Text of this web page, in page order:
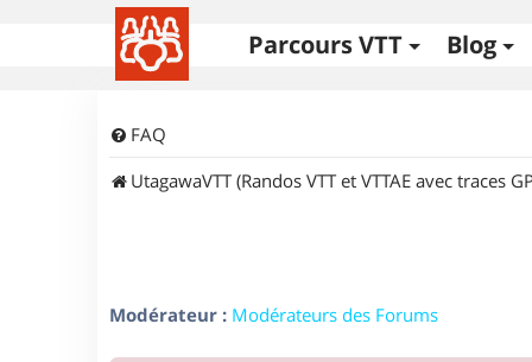
Parcours VTT Blog
FAQ
UtagawaVTT (Randos VTT et VTTAE avec traces
Modérateur : Modérateurs des Forums